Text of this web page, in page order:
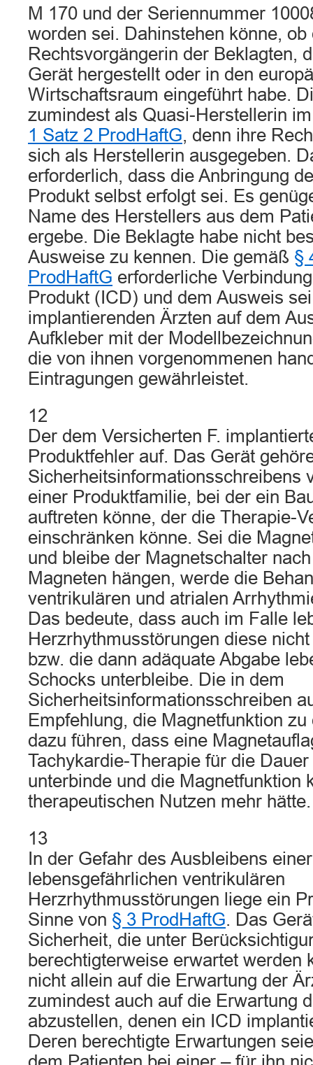
M 170 und der Seriennummer
worden sei. Dahinstehen könne, ob
Rechtsvorgängerin der Beklagten,
Gerät hergestellt oder in den
Wirtschaftsraum eingeführt habe.
zumindest als Quasi-Herstellerin
1 Satz 2 ProdHaftG, denn ihre
sich als Herstellerin ausgegeben.
erforderlich, dass die Anbringung
Produkt selbst erfolgt sei. Es
Name des Herstellers aus dem
ergebe. Die Beklagte habe nicht
Ausweise zu kennen. Die gemäß §
ProdHaftG erforderliche
Produkt (ICD) und dem Ausweis
implantierenden Ärzten auf dem
Aufkleber mit der
die von ihnen vorgenommenen
Eintragungen gewährleistet.
12
Der dem Versicherten F.
Produktfehler auf. Das Gerät
Sicherheitsinformationsschreibens
einer Produktfamilie, bei der ein
auftreten könne, der die Therapie-
einschränken könne. Sei die
und bleibe der Magnetschalter
Magneten hängen, werde die
ventrikulären und atrialen
Das bedeute, dass auch im Falle
Herzrhythmusstörungen diese
bzw. die dann adäquate Abgabe
Schocks unterbleibe. Die in dem
Sicherheitsinformationsschreiben
Empfehlung, die Magnetfunktion
dazu führen, dass eine
Tachykardie-Therapie für die
unterbinde und die Magnetfunktion
therapeutischen Nutzen mehr hätte.
13
In der Gefahr des Ausbleibens
lebensgefährlichen ventrikulären
Herzrhythmusstörungen liege ein
Sinne von § 3 ProdHaftG. Das
Sicherheit, die unter
berechtigterweise erwartet werden
nicht allein auf die Erwartung der
zumindest auch auf die Erwartung
abzustellen, denen ein ICD
Deren berechtigte Erwartungen